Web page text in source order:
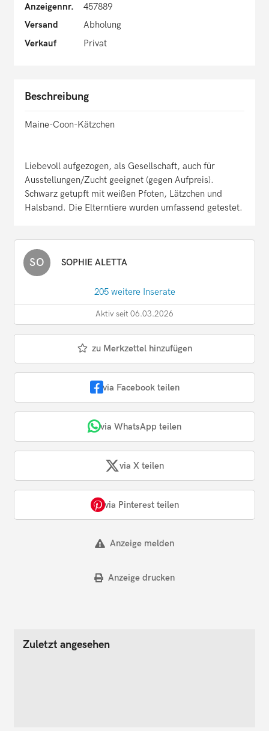
Anzeigennr.
457889
Versand
Abholung
Verkauf
Privat
Beschreibung
Maine-Coon-Kätzchen
Liebevoll aufgezogen, als Gesellschaft, auch für
Ausstellungen/Zucht geeignet (gegen Aufpreis).
Schwarz getupft mit weißen Pfoten, Lätzchen und
Halsband. Die Elterntiere wurden umfassend getestet.
SO SOPHIE ALETTA
205 weitere Inserate
Aktiv seit 06.03.2026
zu Merkzettel hinzufügen
via Facebook teilen
via WhatsApp teilen
via X teilen
via Pinterest teilen
Anzeige melden
Anzeige drucken
Zuletzt angesehen